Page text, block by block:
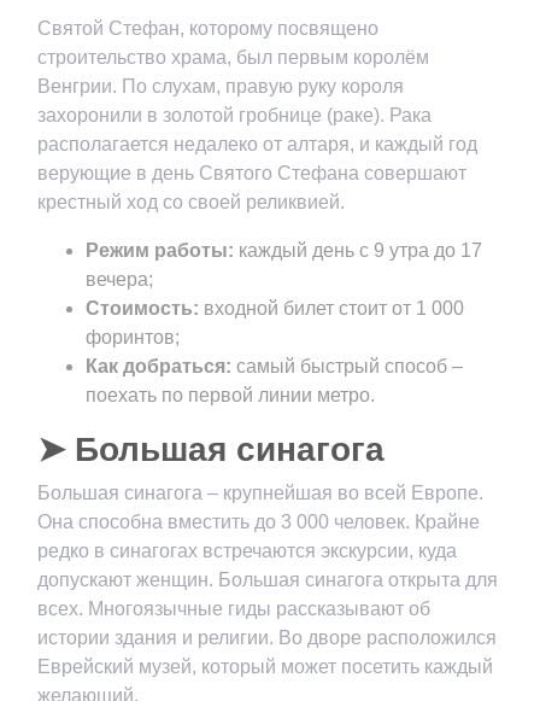
Святой Стефан, которому посвящено
строительство храма, был первым королём
Венгрии. По слухам, правую руку короля
захоронили в золотой гробнице (раке). Рака
располагается недалеко от алтаря, и каждый год
верующие в день Святого Стефана совершают
крестный ход со своей реликвией.
Режим работы: каждый день с 9 утра до 17
вечера;
Стоимость: входной билет стоит от 1 000
форинтов;
Как добраться: самый быстрый способ –
поехать по первой линии метро.
➤ Большая синагога
Большая синагога – крупнейшая во всей Европе.
Она способна вместить до 3 000 человек. Крайне
редко в синагогах встречаются экскурсии, куда
допускают женщин. Большая синагога открыта для
всех. Многоязычные гиды рассказывают об
истории здания и религии. Во дворе расположился
Еврейский музей, который может посетить каждый
желающий.